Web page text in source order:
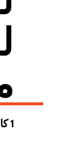
1 كانون الثاني/يناير 2019